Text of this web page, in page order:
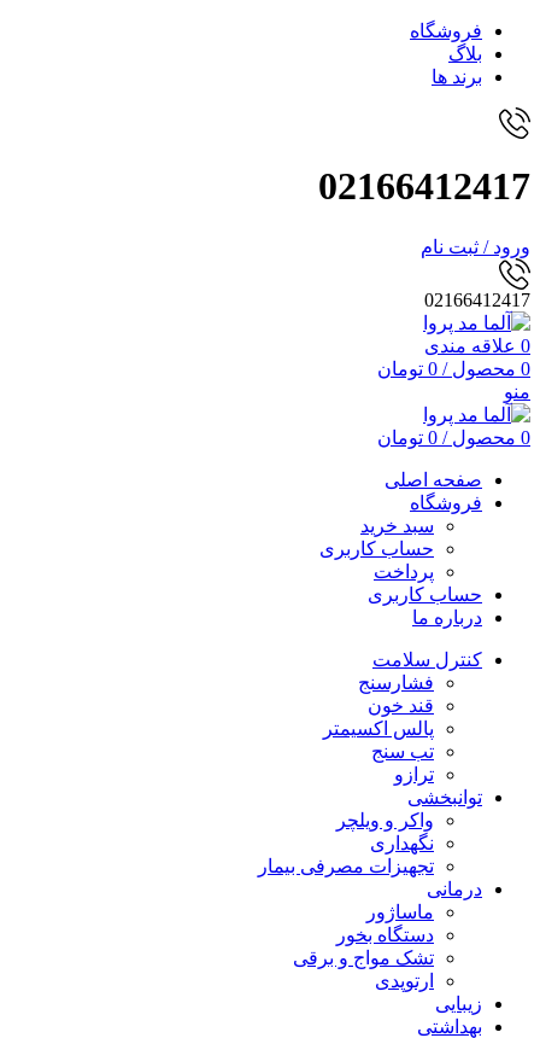
فروشگاه
بلاگ
برند ها
02166412417
ورود / ثبت نام
02166412417
0 علاقه مندی
0 محصول /
0 تومان
منو
0 محصول /
0 تومان
صفحه اصلی
فروشگاه
سبد خرید
حساب کاربری
پرداخت
حساب کاربری
درباره ما
کنترل سلامت
فشارسنج
قند خون
پالس اکسیمتر
تب سنج
ترازو
توانبخشی
واکر و ویلچر
نگهداری
تجهیزات مصرفی بیمار
درمانی
ماساژور
دستگاه بخور
تشک مواج و برقی
ارتوپدی
زیبایی
بهداشتی